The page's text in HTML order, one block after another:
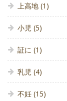
上高地 (1)
小児 (5)
証に (1)
乳児 (4)
不妊 (15)